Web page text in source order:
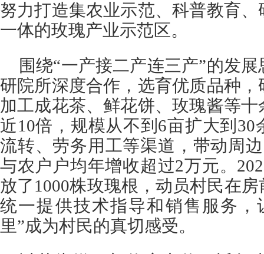
努力打造集农业示范、科普教育
一体的玫瑰产业示范区。
围绕“一产接二产连三产”的发
研院所深度合作，选育优质品种
加工成花茶、鲜花饼、玫瑰酱等
近10倍，规模从不到6亩扩大到
流转、劳务用工等渠道，带动周
与农户户均年增收超过2万元。
放了1000株玫瑰根，动员村民在
统一提供技术指导和销售服务，
里”成为村民的真切感受。